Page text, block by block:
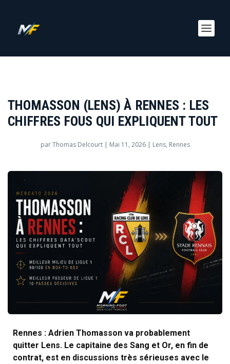
THOMASSON (LENS) À RENNES : LES
CHIFFRES FOUS QUI EXPLIQUENT TOUT
parThomas Delcourt| Mai 11, 2026| Lens, Rennes
Rennes : Adrien Thomasson va probablement
quitter Lens. Le capitaine des Sang et Or, en fin de
contrat, est en discussions très sérieuses avec le